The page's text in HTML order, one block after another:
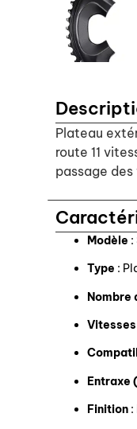
Plateau
route 11
passage
Modèle :
Type :
Nombre
Vitesses
Entraxe
Finition :